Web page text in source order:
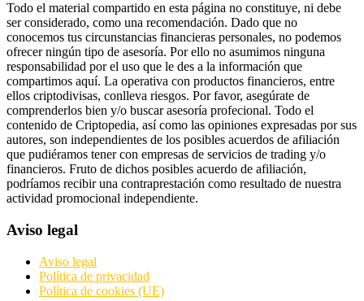
Todo el material compartido en esta página no constituye, ni debe
ser considerado, como una recomendación. Dado que no
conocemos tus circunstancias financieras personales, no podemos
ofrecer ningún tipo de asesoría. Por ello no asumimos ninguna
responsabilidad por el uso que le des a la información que
compartimos aquí. La operativa con productos financieros, entre
ellos criptodivisas, conlleva riesgos. Por favor, asegúrate de
comprenderlos bien y/o buscar asesoría profecional. Todo el
contenido de Criptopedia, así como las opiniones expresadas por sus
autores, son independientes de los posibles acuerdos de afiliación
que pudiéramos tener con empresas de servicios de trading y/o
financieros. Fruto de dichos posibles acuerdo de afiliación,
podríamos recibir una contraprestación como resultado de nuestra
actividad promocional independiente.
Aviso legal
Aviso legal
Política de privacidad
Política de cookies (UE)